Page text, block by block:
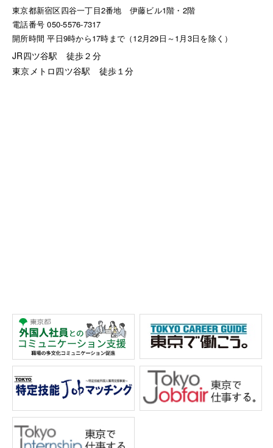
東京都新宿区四谷一丁目2番地 伊藤ビル1階・2階
電話番号 050-5576-7317
開所時間 平日9時から17時まで（12月29日～1月3日を除く）
JR四ツ谷駅 徒歩２分
東京メトロ四ツ谷駅 徒歩１分